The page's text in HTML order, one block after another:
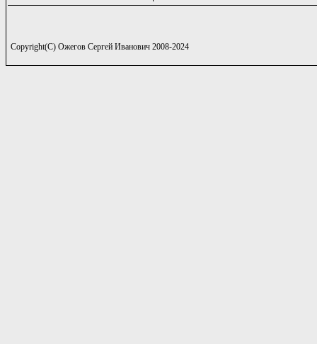
Copyright(C) Ожегов Сергей Иванович 2008-2024